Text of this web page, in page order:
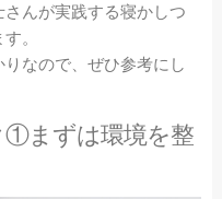
んが実践する寝かしつ
。
なので、ぜひ参考にし
①まずは環境を整